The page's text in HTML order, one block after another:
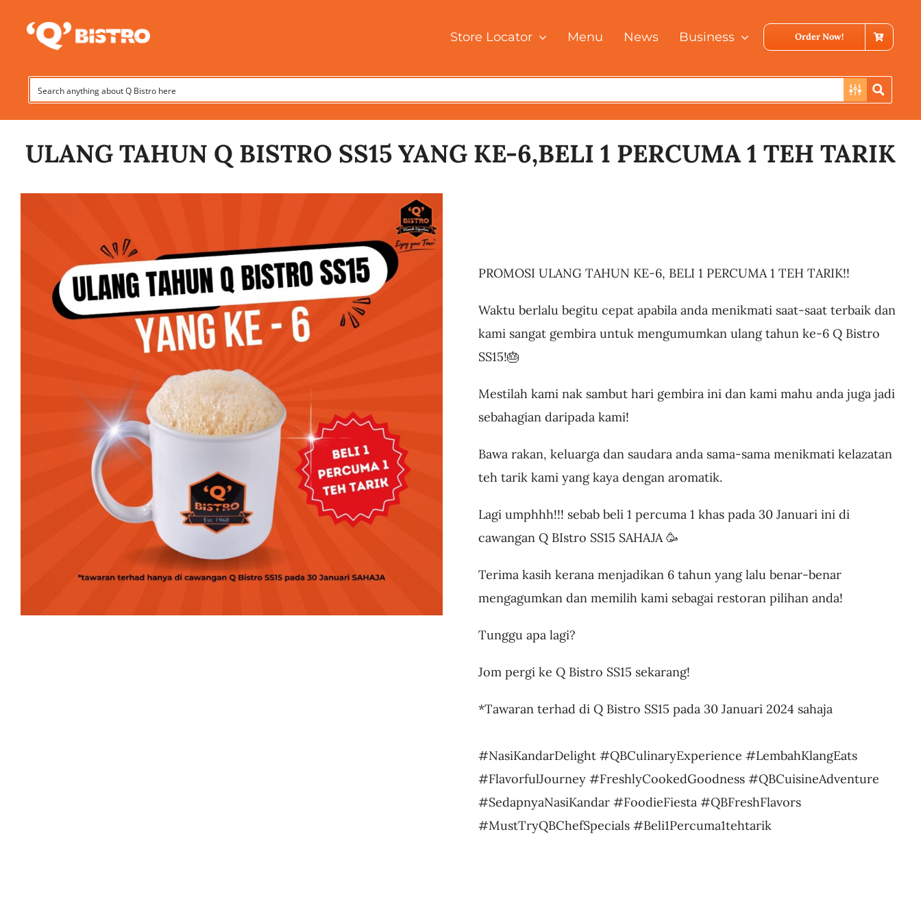
Store Locator Menu News Business Order Now!
ULANG TAHUN Q BISTRO SS15 YANG KE-6,BELI 1 PERCUMA 1 TEH TARIK
PROMOSI ULANG TAHUN KE-6, BELI 1 PERCUMA 1 TEH TARIK!!
Waktu berlalu begitu cepat apabila anda menikmati saat-saat terbaik dan
kami sangat gembira untuk mengumumkan ulang tahun ke-6 Q Bistro
SS15!🎂
Mestilah kami nak sambut hari gembira ini dan kami mahu anda juga jadi
sebahagian daripada kami!
Bawa rakan, keluarga dan saudara anda sama-sama menikmati kelazatan
teh tarik kami yang kaya dengan aromatik.
Lagi umphhh!!! sebab beli 1 percuma 1 khas pada 30 Januari ini di
cawangan Q BIstro SS15 SAHAJA 🥳
Terima kasih kerana menjadikan 6 tahun yang lalu benar-benar
mengagumkan dan memilih kami sebagai restoran pilihan anda!
Tunggu apa lagi?
Jom pergi ke Q Bistro SS15 sekarang!
*Tawaran terhad di Q Bistro SS15 pada 30 Januari 2024 sahaja
#NasiKandarDelight #QBCulinaryExperience #LembahKlangEats
#FlavorfulJourney #FreshlyCookedGoodness #QBCuisineAdventure
#SedapnyaNasiKandar #FoodieFiesta #QBFreshFlavors
#MustTryQBChefSpecials #Beli1Percuma1tehtarik